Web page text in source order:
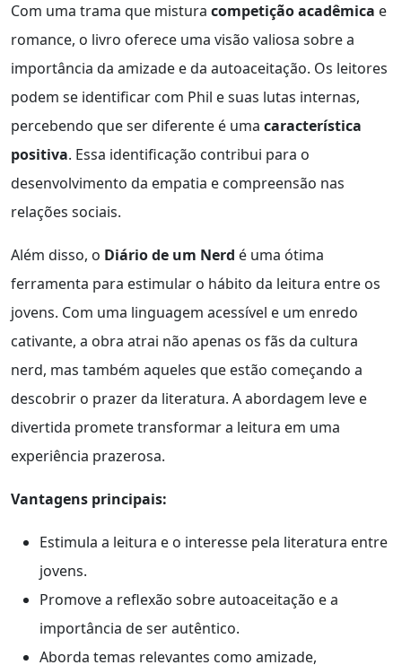
Com uma trama que mistura competição acadêmica e
romance, o livro oferece uma visão valiosa sobre a
importância da amizade e da autoaceitação. Os leitores
podem se identificar com Phil e suas lutas internas,
percebendo que ser diferente é uma característica
positiva. Essa identificação contribui para o
desenvolvimento da empatia e compreensão nas
relações sociais.
Além disso, o Diário de um Nerd é uma ótima
ferramenta para estimular o hábito da leitura entre os
jovens. Com uma linguagem acessível e um enredo
cativante, a obra atrai não apenas os fãs da cultura
nerd, mas também aqueles que estão começando a
descobrir o prazer da literatura. A abordagem leve e
divertida promete transformar a leitura em uma
experiência prazerosa.
Vantagens principais:
Estimula a leitura e o interesse pela literatura entre
jovens.
Promove a reflexão sobre autoaceitação e a
importância de ser autêntico.
Aborda temas relevantes como amizade,